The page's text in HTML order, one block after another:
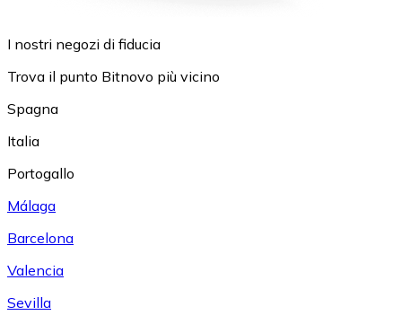
I nostri negozi di fiducia
Trova il punto Bitnovo più vicino
Spagna
Italia
Portogallo
Málaga
Barcelona
Valencia
Sevilla